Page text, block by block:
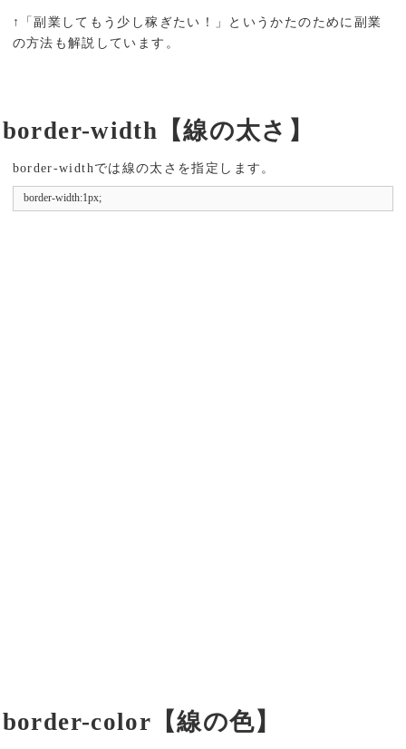
↑「副業してもう少し稼ぎたい！」というかたのために副業
の方法も解説しています。
border-width【線の太さ】
border-widthでは線の太さを指定します。
border-width:1px;
border-color【線の色】